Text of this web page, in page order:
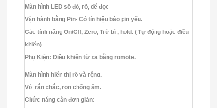
Màn hình LED số đỏ, rõ, dể đọc
Vận hành bằng Pin- Có tín hiệu báo pin yếu.
Các tính năng On/Off, Zero, Trừ bì , hold. ( Tự động hoặc điều
khiển)
Phụ Kiện: Điều khiển từ xa bằng romote.
Màn hình hiển thị rõ và rộng.
Vỏ rắn chắc, ron chống ẩm.
Chức năng cân đơn giản: